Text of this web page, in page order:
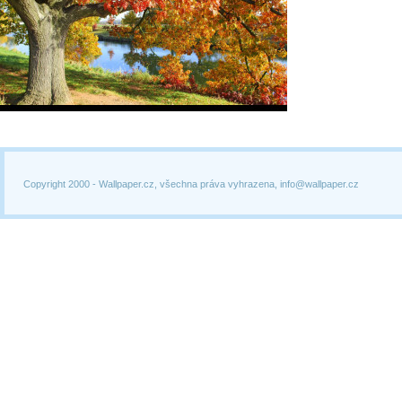
Copyright 2000 - Wallpaper.cz, všechna práva vyhrazena, info@wallpaper.cz